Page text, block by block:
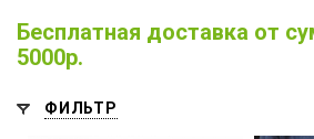
Бесплатная доставка от
5000р.
ФИЛЬТР